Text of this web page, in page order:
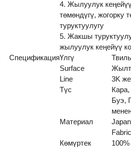
4. Жылуулук
төмөндүгү, жогорку
туруктуулугу
5. Жакшы
жылуулук кеңейүү
СпецификацияҮлгү
Surface
Line
3K
Түс
Буэ,
Материал
Көмүртек
100%